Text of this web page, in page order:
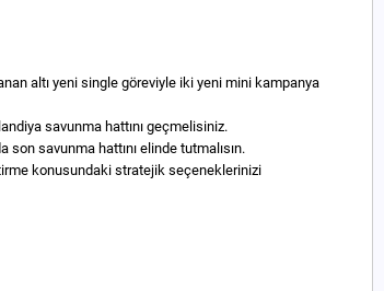
altı yeni single göreviyle iki yeni mini kampanya
savunma hattını geçmelisiniz.
savunma hattını elinde tutmalısın.
konusundaki stratejik seçeneklerinizi